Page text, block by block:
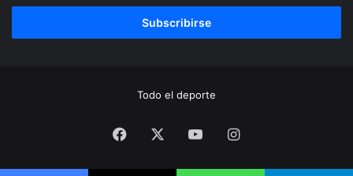
correo
Todo el deporte
Facebook YouTubeInstagram